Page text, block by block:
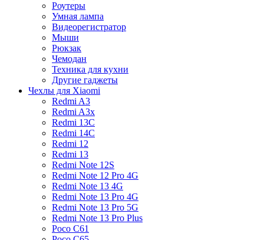
Роутеры
Умная лампа
Видеорегистратор
Мыши
Рюкзак
Чемодан
Техника для кухни
Другие гаджеты
Чехлы для Xiaomi
Redmi A3
Redmi A3x
Redmi 13C
Redmi 14C
Redmi 12
Redmi 13
Redmi Note 12S
Redmi Note 12 Pro 4G
Redmi Note 13 4G
Redmi Note 13 Pro 4G
Redmi Note 13 Pro 5G
Redmi Note 13 Pro Plus
Poco C61